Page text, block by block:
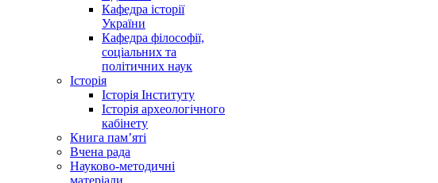
Кафедра історії
України
Кафедра філософії,
соціальних та
політичних наук
Історія
Історія Інституту
Історія археологічного
кабінету
Книга памʼяті
Вчена рада
Науково-методичні
матеріали